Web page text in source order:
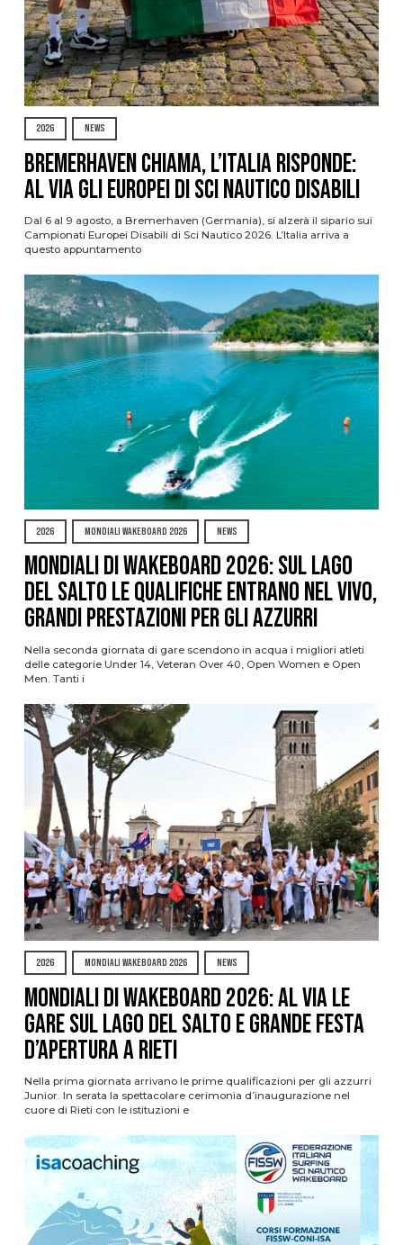
2026 NEWS
Bremerhaven chiama, l’Italia risponde:
al via gli Europei di Sci Nautico Disabili
Dal 6 al 9 agosto, a Bremerhaven (Germania), si alzerà il sipario sui
Campionati Europei Disabili di Sci Nautico 2026. L’Italia arriva a
questo appuntamento
2026 MONDIALI WAKEBOARD 2026 NEWS
Mondiali di Wakeboard 2026: sul Lago
del Salto le qualifiche entrano nel vivo,
grandi prestazioni per gli azzurri
Nella seconda giornata di gare scendono in acqua i migliori atleti
delle categorie Under 14, Veteran Over 40, Open Women e Open
Men. Tanti i
2026 MONDIALI WAKEBOARD 2026 NEWS
Mondiali di Wakeboard 2026: al via le
gare sul Lago del Salto e grande festa
d’apertura a Rieti
Nella prima giornata arrivano le prime qualificazioni per gli azzurri
Junior. In serata la spettacolare cerimonia d’inaugurazione nel
cuore di Rieti con le istituzioni e